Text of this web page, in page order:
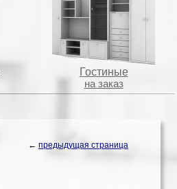
Гостиные
на заказ
← предыдущая страница